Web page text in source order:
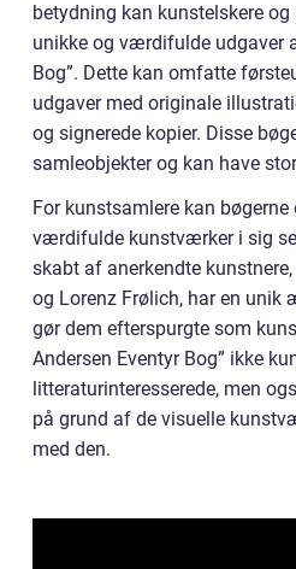
betydning kan kunstelskere
unikke og værdifulde udgaver
Bog”. Dette kan omfatte
udgaver med originale
og signerede kopier. Disse
samleobjekter og kan have
For kunstsamlere kan
værdifulde kunstværker i sig
skabt af anerkendte
og Lorenz Frølich, har en unik
gør dem efterspurgte som
Andersen Eventyr Bog” ikke
litteraturinteresserede, men
på grund af de visuelle
med den.